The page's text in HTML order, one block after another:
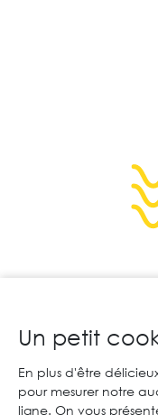
Un petit
En plus d'être
pour mesurer notre
ligne. On vous